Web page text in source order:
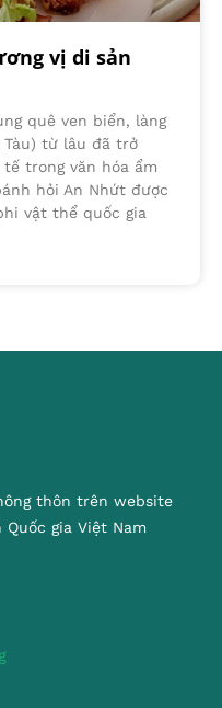
vị di sản
quê ven biển, làng
Tàu) từ lâu đã trở
trong văn hóa ẩm
hỏi An Nhứt được
vật thể quốc gia
thôn trên website
gia Việt Nam